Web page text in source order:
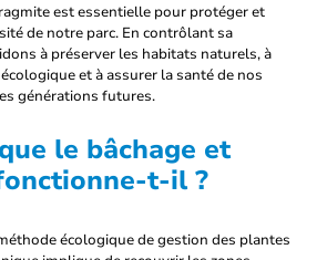
est essentielle pour protéger et
de notre parc. En contrôlant sa
à préserver les habitats naturels, à
et à assurer la santé de nos
générations futures.
le bâchage et
t-il ?
écologique de gestion des plantes